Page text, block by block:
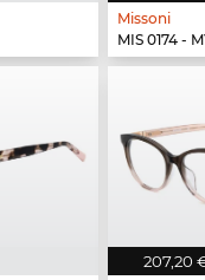
Missoni
MIS 0174 -
207,20